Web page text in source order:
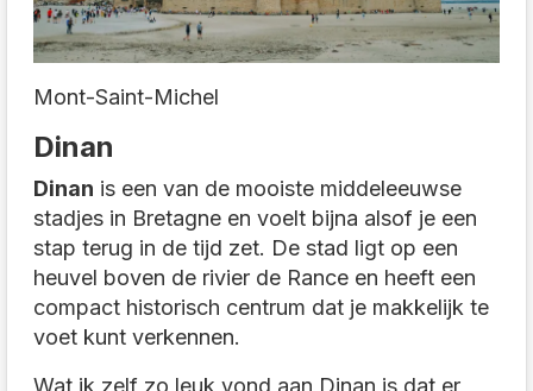
Mont-Saint-Michel
Dinan
Dinan is een van de mooiste middeleeuwse
stadjes in Bretagne en voelt bijna alsof je een
stap terug in de tijd zet. De stad ligt op een
heuvel boven de rivier de Rance en heeft een
compact historisch centrum dat je makkelijk te
voet kunt verkennen.
Wat ik zelf zo leuk vond aan Dinan is dat er